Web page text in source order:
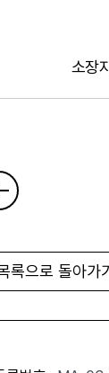
소장
록으로 돌아가기